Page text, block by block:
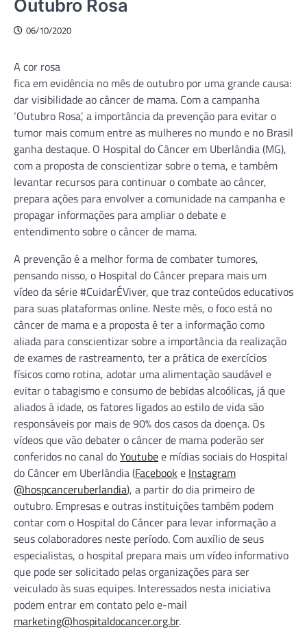
Outubro Rosa
06/10/2020
A cor rosa
fica em evidência no mês de outubro por uma grande causa:
dar visibilidade ao câncer de mama. Com a campanha
‘Outubro Rosa’, a importância da prevenção para evitar o
tumor mais comum entre as mulheres no mundo e no Brasil
ganha destaque. O Hospital do Câncer em Uberlândia (MG),
com a proposta de conscientizar sobre o tema, e também
levantar recursos para continuar o combate ao câncer,
prepara ações para envolver a comunidade na campanha e
propagar informações para ampliar o debate e
entendimento sobre o câncer de mama.
A prevenção é a melhor forma de combater tumores,
pensando nisso, o Hospital do Câncer prepara mais um
vídeo da série #CuidarÉViver, que traz conteúdos educativos
para suas plataformas online. Neste mês, o foco está no
câncer de mama e a proposta é ter a informação como
aliada para conscientizar sobre a importância da realização
de exames de rastreamento, ter a prática de exercícios
físicos como rotina, adotar uma alimentação saudável e
evitar o tabagismo e consumo de bebidas alcoólicas, já que
aliados à idade, os fatores ligados ao estilo de vida são
responsáveis por mais de 90% dos casos da doença. Os
vídeos que vão debater o câncer de mama poderão ser
conferidos no canal doYoutubee mídias sociais do Hospital
do Câncer em Uberlândia (Facebook e Instagram
@hospcanceruberlandia), a partir do dia primeiro de
outubro. Empresas e outras instituições também podem
contar com o Hospital do Câncer para levar informação a
seus colaboradores neste período. Com auxílio de seus
especialistas, o hospital prepara mais um vídeo informativo
que pode ser solicitado pelas organizações para ser
veiculado às suas equipes. Interessados nesta iniciativa
podem entrar em contato pelo e-mail
marketing@hospitaldocancer.org.br.